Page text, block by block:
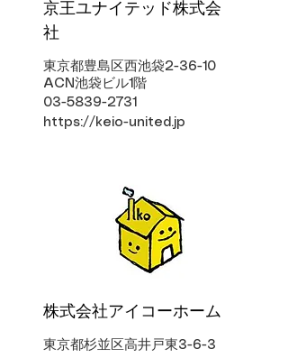
京王ユナイテッド株式会
社
東京都豊島区西池袋2-36-10
ACN池袋ビル1階
03-5839-2731
https://keio-united.jp
株式会社アイコーホーム
東京都杉並区高井戸東3-6-3